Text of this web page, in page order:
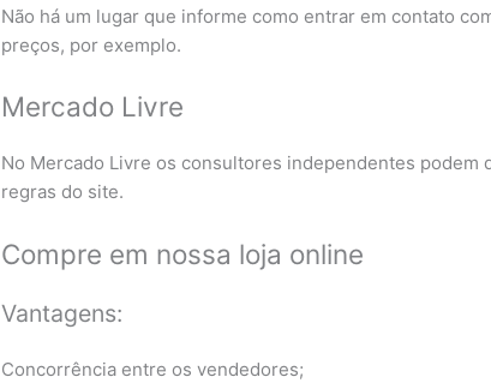
Não há um lugar que informe como entrar em contato
preços, por exemplo.
Mercado Livre
No Mercado Livre os consultores independentes
regras do site.
Compre em nossa loja online
Vantagens:
Concorrência entre os vendedores;